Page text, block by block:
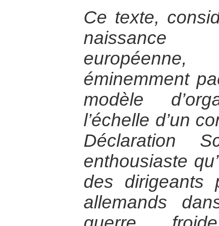
Ce texte,
naissance
éminemment
modèle
l’échelle d’un
Déclaration
enthousiaste
des dirigeants
allemands